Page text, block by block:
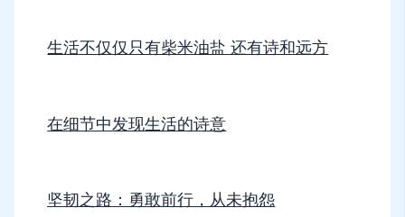
生活不仅仅只有柴米油盐 还有诗和远方
在细节中发现生活的诗意
坚韧之路：勇敢前行，从未抱怨